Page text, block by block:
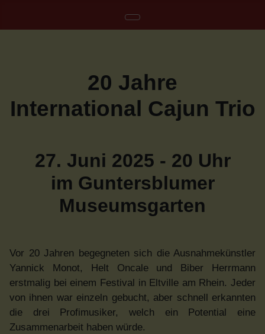
20 Jahre
International Cajun Trio
27. Juni 2025 - 20 Uhr
im Guntersblumer
Museumsgarten
Vor 20 Jahren begegneten sich die Ausnahmekünstler
Yannick Monot, Helt Oncale und Biber Herrmann
erstmalig bei einem Festival in Eltville am Rhein. Jeder
von ihnen war einzeln gebucht, aber schnell erkannten
die drei Profimusiker, welch ein Potential eine
Zusammenarbeit haben würde.